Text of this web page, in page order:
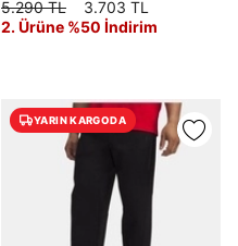
5.290 TL
3.703 TL
2. Ürüne %50 İndirim
YARIN KARGODA